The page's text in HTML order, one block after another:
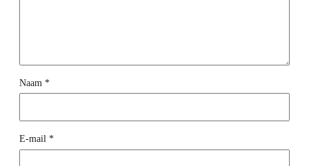
Naam *
E-mail *